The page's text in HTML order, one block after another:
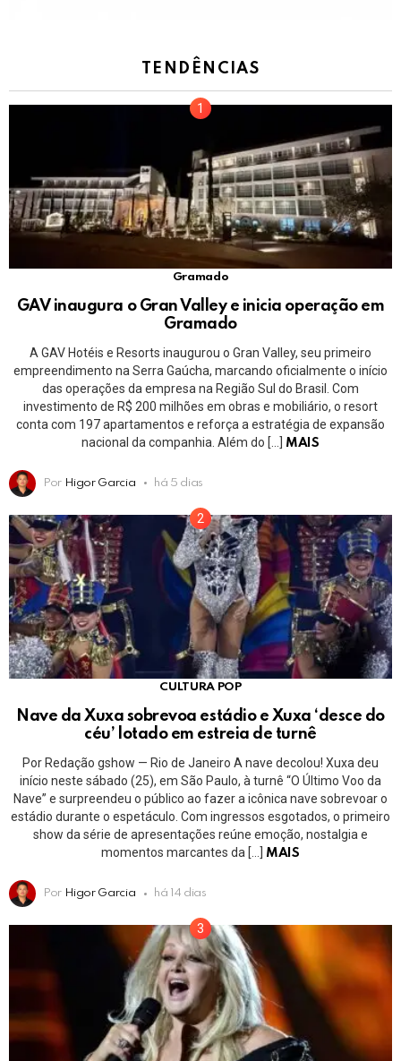
TENDÊNCIAS
Gramado
GAV inaugura o Gran Valley e inicia operação em
Gramado
A GAV Hotéis e Resorts inaugurou o Gran Valley, seu primeiro
empreendimento na Serra Gaúcha, marcando oficialmente o início
das operações da empresa na Região Sul do Brasil. Com
investimento de R$ 200 milhões em obras e mobiliário, o resort
conta com 197 apartamentos e reforça a estratégia de expansão
nacional da companhia. Além do […]
MAIS
Por Higor Garcia há 5 dias
CULTURA POP
Nave da Xuxa sobrevoa estádio e Xuxa ‘desce do
céu’ lotado em estreia de turnê
Por Redação gshow — Rio de Janeiro A nave decolou! Xuxa deu
início neste sábado (25), em São Paulo, à turnê “O Último Voo da
Nave” e surpreendeu o público ao fazer a icônica nave sobrevoar o
estádio durante o espetáculo. Com ingressos esgotados, o primeiro
show da série de apresentações reúne emoção, nostalgia e
momentos marcantes da […]
MAIS
Por Higor Garcia há 14 dias